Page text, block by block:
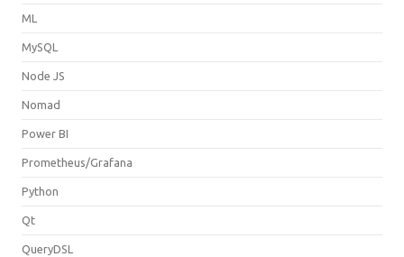
ML
MySQL
Node JS
Nomad
Power BI
Prometheus/Grafana
Python
Qt
QueryDSL